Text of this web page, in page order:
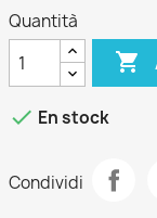
Quantità

 En stock
Condividi